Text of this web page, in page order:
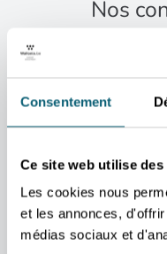
Consentement
Ce site web utilise des
Les cookies nous
et les annonces,
médias sociaux et
Nos
votre
vous
vos
Bauwens
Conseillère
économique
commerciale